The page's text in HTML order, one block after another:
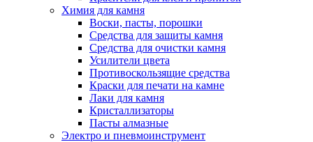
Химия для камня
Воски, пасты, порошки
Средства для защиты камня
Средства для очистки камня
Усилители цвета
Противоскользящие средства
Краски для печати на камне
Лаки для камня
Кристаллизаторы
Пасты алмазные
Электро и пневмоинструмент